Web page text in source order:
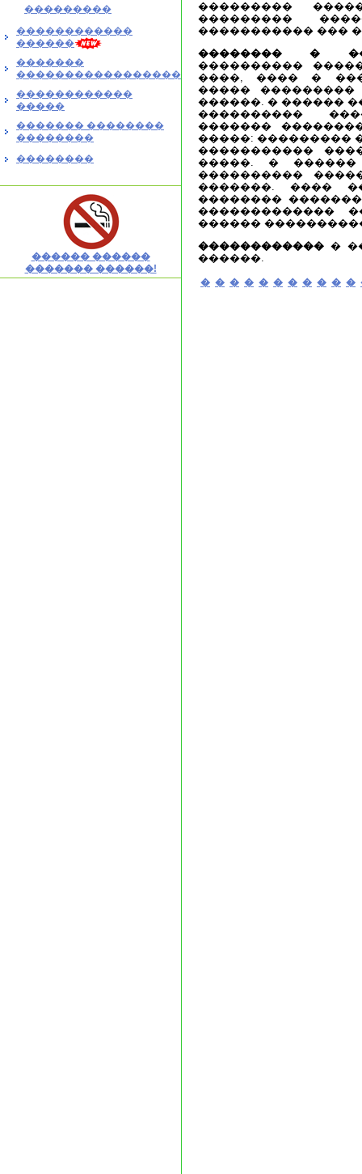
���������
������������
������
�������
�����������������
������������
�����
������� ��������
��������
��������
������ ������
������� ������!
���������
���������
����������� ���
�������� �
����������
����, ���� �
����� ���������
������. � ������
����������
�������
�����: ���������
�����������
�����. � ������
����������
�������. ����
��������
�������������
������
������������ �
������.
� � � � � � � � � � �